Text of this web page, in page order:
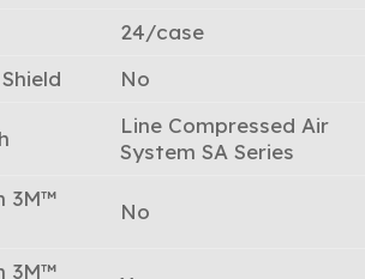
24/case
No
Line Compressed Air
System SA Series
3M™
No
3M™